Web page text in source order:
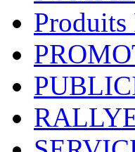
Produits